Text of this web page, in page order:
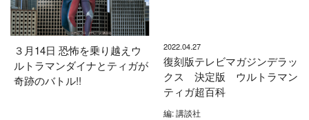
３月14日 恐怖を乗り越えウ
ルトラマンダイナとティガが
奇跡のバトル!!
2022.04.27
復刻版テレビマガジンデラッ
クス 決定版 ウルトラマン
ティガ超百科
編: 講談社